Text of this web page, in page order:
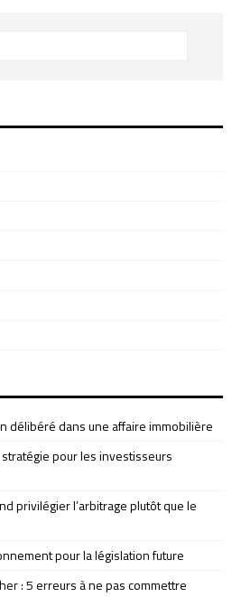
délibéré dans une affaire immobilière
pour les investisseurs
privilégier l’arbitrage plutôt que le
pour la législation future
: 5 erreurs à ne pas commettre